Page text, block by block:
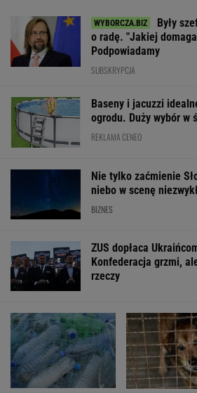
Były
o radę. "Jakiej
Podpowiadamy
SUBSKRYPCJA
Baseny i jacuzzi
ogrodu. Duży wybór w
REKLAMA CENEO
Nie tylko zaćmienie
niebo w scenę
BIZNES
ZUS dopłaca
Konfederacja grzmi,
rzeczy